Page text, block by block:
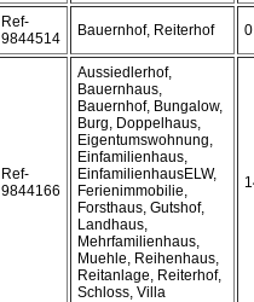
Ref-
9844514
Bauernhof, Reiterhof 0
Ref-
9844166
Aussiedlerhof,
Bauernhaus,
Bauernhof, Bungalow,
Burg, Doppelhaus,
Eigentumswohnung,
Einfamilienhaus,
EinfamilienhausELW,
Ferienimmobilie,
Forsthaus, Gutshof,
Landhaus,
Mehrfamilienhaus,
Muehle, Reihenhaus,
Reitanlage, Reiterhof,
Schloss, Villa